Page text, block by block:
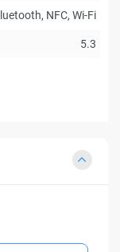
NFC, Wi-Fi
5.3